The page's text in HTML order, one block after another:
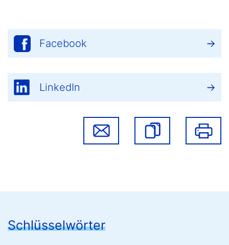
Facebook
LinkedIn
Schlüsselwörter